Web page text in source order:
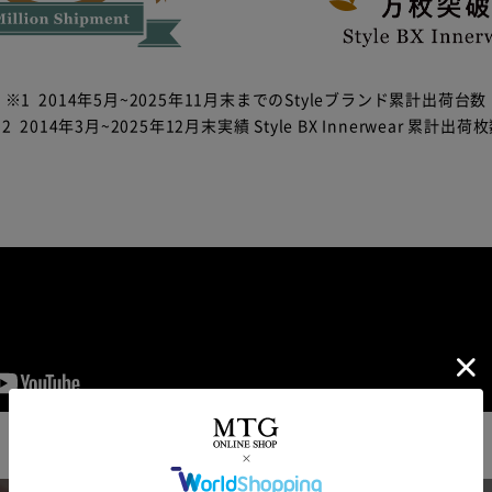
※1
2014年5月~2025年11月末までのStyleブランド累計出荷台数
2014年3月~2025年12月末実績 Style BX Innerwear 累計出荷枚